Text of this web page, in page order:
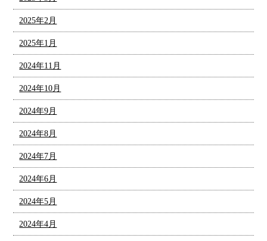
2025年2月
2025年1月
2024年11月
2024年10月
2024年9月
2024年8月
2024年7月
2024年6月
2024年5月
2024年4月